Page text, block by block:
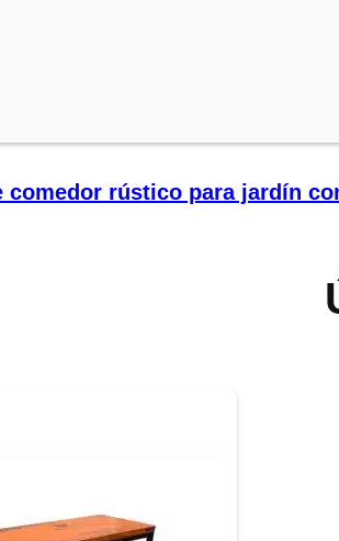
comedor rústico para jardín